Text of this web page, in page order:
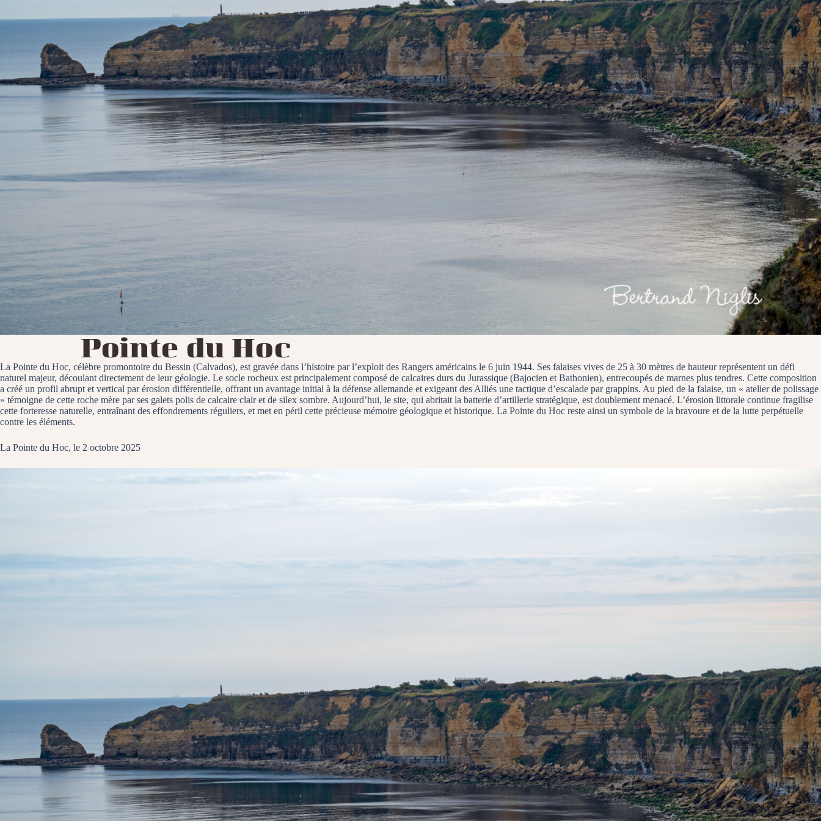
Pointe du Hoc
La Pointe du Hoc, célèbre promontoire du Bessin (Calvados), est gravée dans l’histoire par l’exploit des Rangers américains le 6 juin 1944. Ses falaises vives de 25 à 30 mètres de hauteur représentent un défi
naturel majeur, découlant directement de leur géologie. Le socle rocheux est principalement composé de calcaires durs du Jurassique (Bajocien et Bathonien), entrecoupés de marnes plus tendres. Cette composition
a créé un profil abrupt et vertical par érosion différentielle, offrant un avantage initial à la défense allemande et exigeant des Alliés une tactique d’escalade par grappins. Au pied de la falaise, un « atelier de polissage
» témoigne de cette roche mère par ses galets polis de calcaire clair et de silex sombre. Aujourd’hui, le site, qui abritait la batterie d’artillerie stratégique, est doublement menacé. L’érosion littorale continue fragilise
cette forteresse naturelle, entraînant des effondrements réguliers, et met en péril cette précieuse mémoire géologique et historique. La Pointe du Hoc reste ainsi un symbole de la bravoure et de la lutte perpétuelle
contre les éléments.
La Pointe du Hoc, le 2 octobre 2025